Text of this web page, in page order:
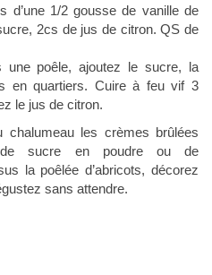
d’une 1/2 gousse de vanille de
2cs de jus de citron. QS de
une poêle, ajoutez le sucre, la
en quartiers. Cuire à feu vif 3
le jus de citron.
chalumeau les crèmes brûlées
de sucre en poudre ou de
la poêlée d’abricots, décorez
sans attendre.